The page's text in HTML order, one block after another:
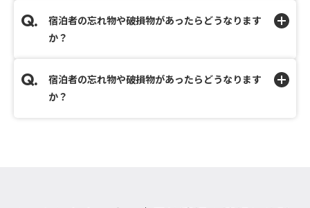
宿泊者の忘れ物や破損物があったらどうなります
か？
宿泊者の忘れ物や破損物があったらどうなります
か？